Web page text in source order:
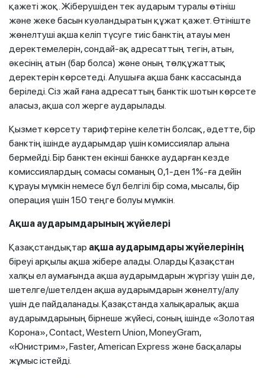
қажеті жоқ. Жіберушіден тек аударым туралы өтініш
және жеке басын куәландыратын құжат қажет. Өтініште
жөнелтуші ақша келіп түсуге тиіс банктің атауы мен
деректемелерін, сондай-ақ адресаттың тегін, атын,
әкесінің атын (бар болса) және оның төлқұжаттық
деректерін көрсетеді. Алушыға ақша банк кассасында
беріледі. Сіз жай ғана адресаттың банктік шотын көрсете
аласыз, ақша сол жерге аударылады.
Қызмет көрсету тарифтеріне келетін болсақ, әдетте, бір
банктің ішінде аударымдар үшін комиссиялар алына
бермейді. Бір банктен екінші банкке аударған кезде
комиссиялардың сомасы соманың 0,1-ден 1%-ға дейін
құрауы мүмкін немесе бұл белгілі бір сома, мысалы, бір
операция үшін 150 теңге болуы мүмкін.
Ақша аударымдарының жүйелері
Қазақстандықтар ақша аударымдарыжүйелерінің
біреуі арқылы ақша жібере алады. Оларды Қазақстан
халқы ел аумағында ақша аударымдарын жүргізу үшін де,
шетелге/шетелден ақша аударымдарын жөнелту/алу
үшін де пайдаланады. Қазақстанда халықаралық ақша
аударымдарының бірнеше жүйесі, соның ішінде «Золотая
Корона», Contact, Western Union, MoneyGram,
«Юнистрим», Faster, American Express және басқалары
жұмыс істейді.